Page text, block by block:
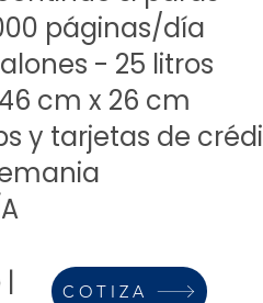
páginas/día
- 25 litros
cm x 26 cm
y tarjetas de
| COTIZA